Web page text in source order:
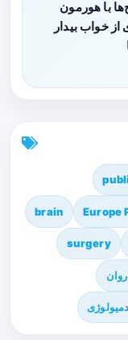
با هورمون
خواب بیدار
Europe
brain
surgery